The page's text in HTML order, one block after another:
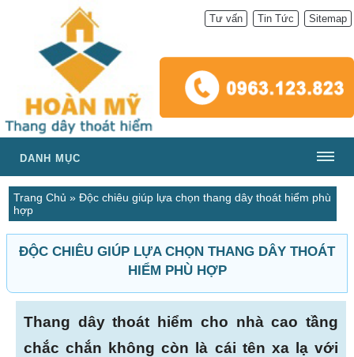
Tư vấn Tin Tức Sitemap
DANH MỤC
Trang Chủ » Độc chiêu giúp lựa chọn thang dây thoát hiểm phù
hợp
ĐỘC CHIÊU GIÚP LỰA CHỌN THANG DÂY THOÁT
HIỂM PHÙ HỢP
Thang dây thoát hiểm cho nhà cao tầng
chắc chắn không còn là cái tên xa lạ với